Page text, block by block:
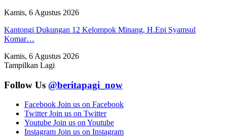
Kamis, 6 Agustus 2026
Kantongi Dukungan 12 Kelompok Minang, H.Epi Syamsul
Komar…
Kamis, 6 Agustus 2026
Tampilkan Lagi
Follow Us @beritapagi_now
Facebook Join us on Facebook
Twitter Join us on Twitter
Youtube Join us on Youtube
Instagram Join us on Instagram